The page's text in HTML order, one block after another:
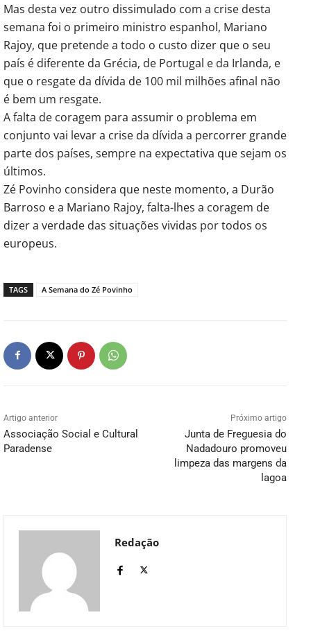
Mas desta vez outro dissimulado com a crise desta
semana foi o primeiro ministro espanhol, Mariano
Rajoy, que pretende a todo o custo dizer que o seu
país é diferente da Grécia, de Portugal e da Irlanda, e
que o resgate da dívida de 100 mil milhões afinal não
é bem um resgate.
A falta de coragem para assumir o problema em
conjunto vai levar a crise da dívida a percorrer grande
parte dos países, sempre na expectativa que sejam os
últimos.
Zé Povinho considera que neste momento, a Durão
Barroso e a Mariano Rajoy, falta-lhes a coragem de
dizer a verdade das situações vividas por todos os
europeus.
TAGS A Semana do Zé Povinho
Artigo anterior
Associação Social e Cultural
Paradense
Próximo artigo
Junta de Freguesia do
Nadadouro promoveu
limpeza das margens da
lagoa
Redação